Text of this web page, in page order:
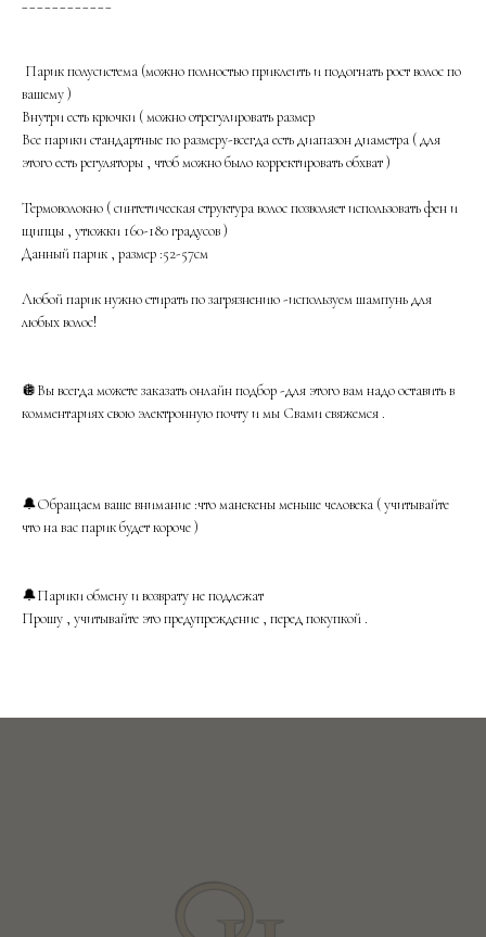
Парик полусистема (можно полностью приклеить и подогнать рост волос по
вашему )
Внутри есть крючки ( можно отрегулировать размер
Все парики стандартные по размеру-всегда есть диапазон диаметра ( для
этого есть регуляторы , чтоб можно было корректировать обхват )
Термоволокно ( синтетическая структура волос позволяет использовать фен и
щипцы , утюжки 160-180 градусов )
Данный парик , размер :52-57см
Любой парик нужно стирать по загрязнению -используем шампунь для
любых волос!
🪩Вы всегда можете заказать онлайн подбор -для этого вам надо оставить в
комментариях свою электронную почту и мы Свами свяжемся .
🔔Обращаем ваше внимание :что манекены меньше человека ( учитывайте
что на вас парик будет короче )
🔔Парики обмену и возврату не подлежат
Прошу , учитывайте это предупреждение , перед покупкой .